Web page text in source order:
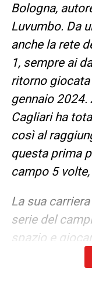
Bologna,
Luvumbo. Da
anche la rete
1, sempre ai
ritorno giocata
gennaio
Cagliari ha
così al
questa prima
campo 5
La sua
serie del
spazio e
Buon